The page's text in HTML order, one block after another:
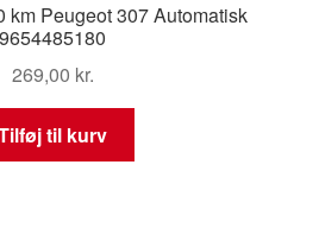
km Peugeot 307 Automatisk
9654485180
269,00 kr.
til kurv